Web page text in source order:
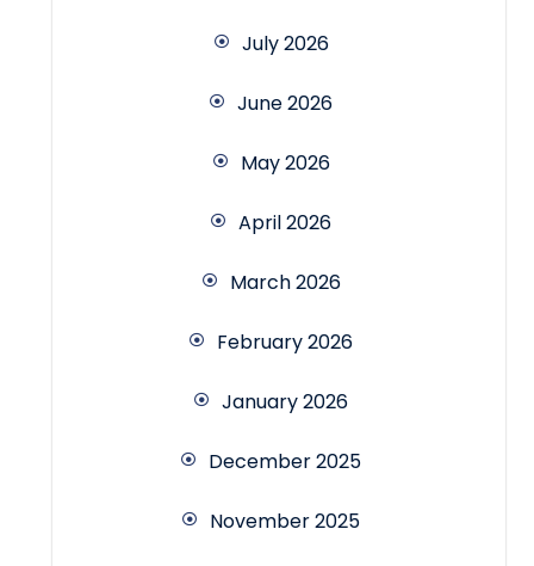
July 2026
June 2026
May 2026
April 2026
March 2026
February 2026
January 2026
December 2025
November 2025